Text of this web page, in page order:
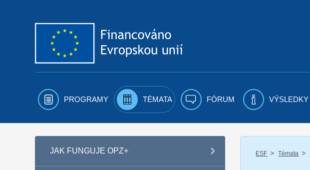
PROGRAMY TÉMATA FÓRUM VÝSLEDKY
JAK FUNGUJE OPZ+ ESF / Témata /